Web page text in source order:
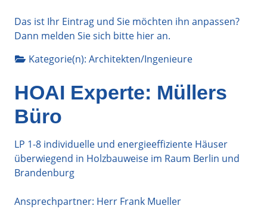
Das ist Ihr Eintrag und Sie möchten ihn anpassen?
Dann melden Sie sich bitte hieran.
Kategorie(n): Architekten/Ingenieure
HOAI Experte: Müllers
Büro
LP 1-8 individuelle und energieeffiziente Häuser
überwiegend in Holzbauweise im Raum Berlin und
Brandenburg
Ansprechpartner: Herr Frank Mueller